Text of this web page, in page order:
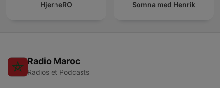
HjerneRO Somna med Henrik
Radio Maroc
Radios et Podcasts